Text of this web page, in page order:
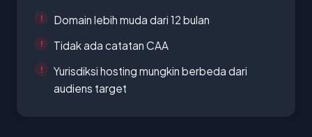
Domain lebih muda dari 12 bulan
Tidak ada catatan CAA
Yurisdiksi hosting mungkin berbeda dari
audiens target